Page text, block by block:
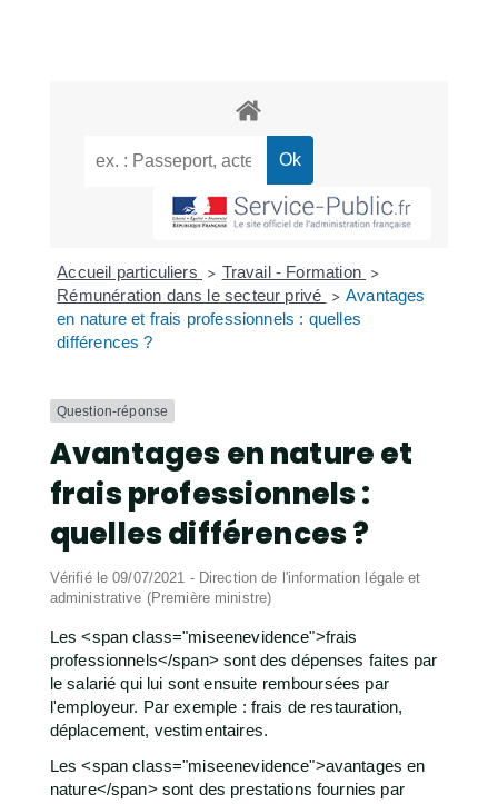
Accueil particuliers > Travail - Formation >
Rémunération dans le secteur privé > Avantages
en nature et frais professionnels : quelles
différences ?
Question-réponse
Avantages en nature et
frais professionnels :
quelles différences ?
Vérifié le 09/07/2021 - Direction de l'information légale et
administrative (Première ministre)
Les <span class="miseenevidence">frais
professionnels</span> sont des dépenses faites par
le salarié qui lui sont ensuite remboursées par
l'employeur. Par exemple : frais de restauration,
déplacement, vestimentaires.
Les <span class="miseenevidence">avantages en
nature</span> sont des prestations fournies par